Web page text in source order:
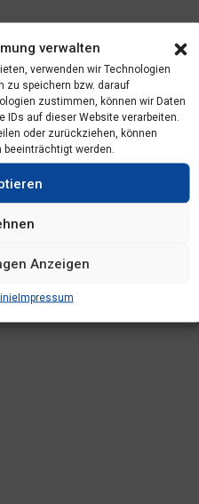
verwalten
verwenden wir Technologien
zu speichern bzw. darauf
zustimmen, können wir Daten
auf dieser Website verarbeiten.
oder zurückziehen, können
werden.
Anzeigen
Impressum